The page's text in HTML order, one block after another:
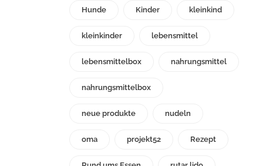
Hunde Kinder kleinkind
kleinkinder lebensmittel
lebensmittelbox nahrungsmittel
nahrungsmittelbox
neue produkte nudeln
oma projekt52 Rezept